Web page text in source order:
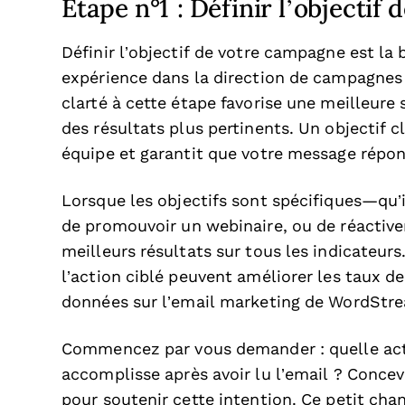
Étape n°1 : Définir l’objectif
Définir l’objectif de votre campagne est la
expérience dans la direction de
clarté à cette étape favorise une
des résultats plus pertinents. Un objectif
équipe et garantit que votre message
Lorsque les objectifs sont
de promouvoir un webinaire, ou de
meilleurs résultats sur tous les
l’action ciblé peuvent améliorer les taux
données sur l’email marketing de
Commencez par vous demander : quelle
accomplisse après avoir lu l’email ?
pour soutenir cette intention. Ce petit